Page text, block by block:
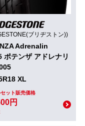
ブリヂストン))
Adrenalin
ポテンザ アドレナリ
XL
ット販売価格
円